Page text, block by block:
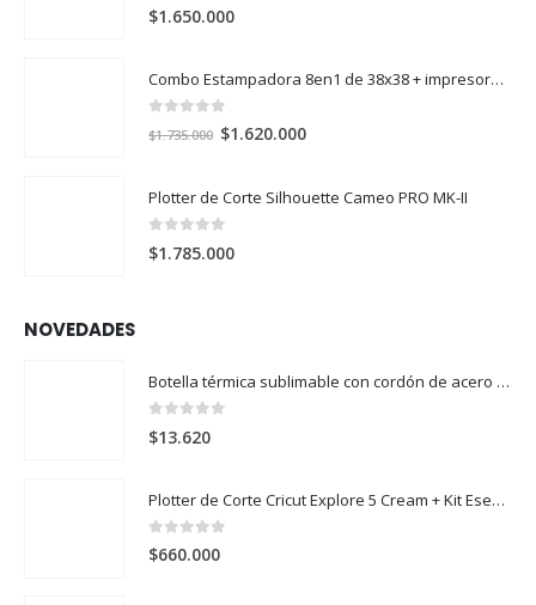
0 out of 5
$1.650.000
Combo Estampadora 8en1 de 38x38 + impresora de sublimación Epson SureColor F170
$1.735.000 El
era:
$1.735.000.
$1.620.000El
es:
Plotter de Corte Silhouette Cameo PRO MK-II
0
$1.785.000
NOVEDADES
Botella térmica sublimable con cordón de acero 304 500ml
0
$13.620
Plotter de Corte Cricut Explore 5 Cream + Kit Esencial
0 out of 5
$660.000